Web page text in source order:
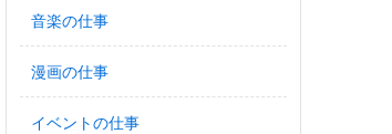
音楽の仕事
漫画の仕事
イベントの仕事